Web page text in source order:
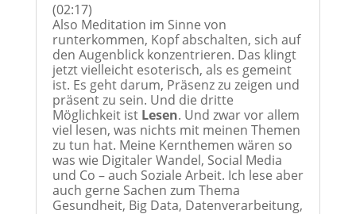
(02:17)
Also Meditation im Sinne von
runterkommen, Kopf abschalten, sich auf
den Augenblick konzentrieren. Das klingt
jetzt vielleicht esoterisch, als es gemeint
ist. Es geht darum, Präsenz zu zeigen und
präsent zu sein. Und die dritte
Möglichkeit ist Lesen. Und zwar vor allem
viel lesen, was nichts mit meinen Themen
zu tun hat. Meine Kernthemen wären so
was wie Digitaler Wandel, Social Media
und Co – auch Soziale Arbeit. Ich lese aber
auch gerne Sachen zum Thema
Gesundheit, Big Data, Datenverarbeitung,